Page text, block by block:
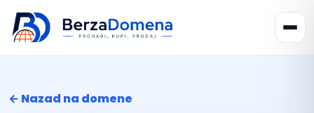
← Nazad na domene